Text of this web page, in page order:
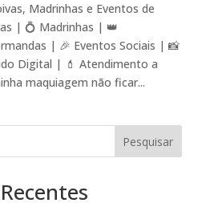
Madrinhas e Eventos de
| 💍 Madrinhas | 👑
| 🎉 Eventos Sociais | 📸
Digital | 💄 Atendimento a
maquiagem não ficar...
Pesquisar